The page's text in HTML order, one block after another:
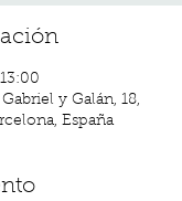
y Galán, 18,
España